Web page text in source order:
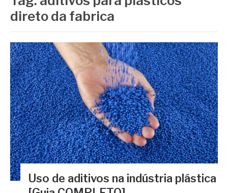
direto da fabrica
Uso de aditivos na indústria plástica